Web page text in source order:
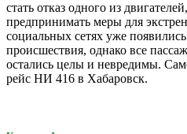
стать отказ одного из
предпринимать меры для
социальных сетях уже
происшествия, однако все
остались целы и невредимы.
рейс НИ 416 в Хабаровск.